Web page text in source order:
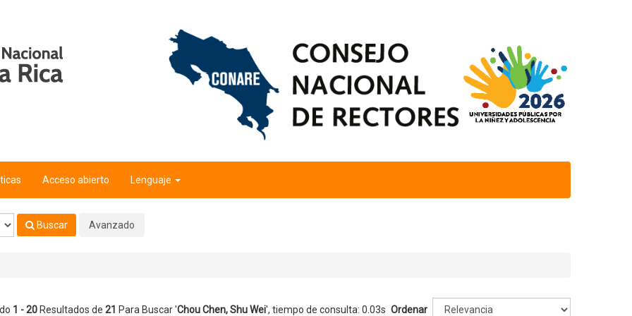
Acceso abierto Lenguaje
Buscar Avanzado
1 - 20Resultados de 21 Para Buscar 'Chou Chen, Shu Wei', tiempo de consulta: 0.03s Ordenar